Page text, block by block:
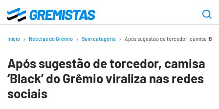
para
principal
Gremistas
Início Notícias do Grêmio Sem categoria Após sugestão de torcedor, camisa
Após sugestão de torcedor, camisa
‘Black’ do Grêmio viraliza nas redes
sociais